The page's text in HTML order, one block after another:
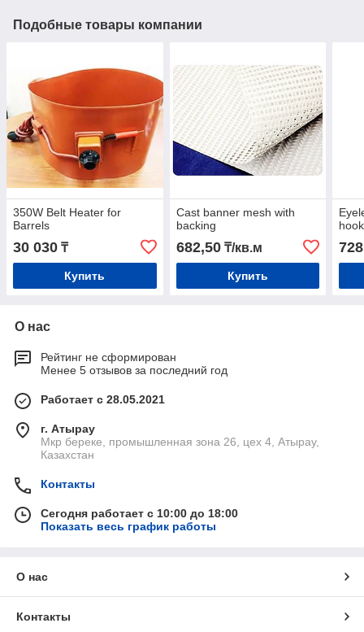
Подобные товары компании
350W Belt Heater for
Barrels
30 030 ₸
Купить
Cast banner mesh with
backing
682,50₸/кв.м
Купить
hook
728
О нас
Рейтинг не сформирован
Менее 5 отзывов за последний год
Работает с 28.05.2021
г. Атырау
Мкр береке, промышленная зона 26, цех 4, Атырау,
Казахстан
Контакты
Сегодня работает с 10:00 до 18:00
Показать весь график работы
О нас
Контакты